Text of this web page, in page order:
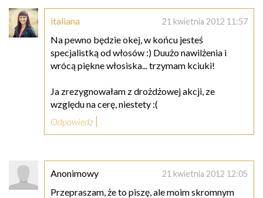
italiana 21 kwietnia 2012 11:57
Na pewno będzie okej, w końcu jesteś
specjalistką od włosów :) Duużo nawilżenia i
wrócą piękne włosiska... trzymam kciuki!
Ja zrezygnowałam z drożdżowej akcji, ze
względu na cerę, niestety :(
Odpowiedz
Anonimowy 21 kwietnia 2012 12:05
Przepraszam, że to piszę, ale moim skromnym